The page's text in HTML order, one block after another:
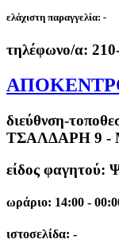
ελάχιστη παραγγελία: -
τηλέφωνο/α:
διεύθνση-
ΤΣΑΛΔΑΡΗ 9 -
είδος
ωράριο: 14:00 -
ιστοσελίδα: -